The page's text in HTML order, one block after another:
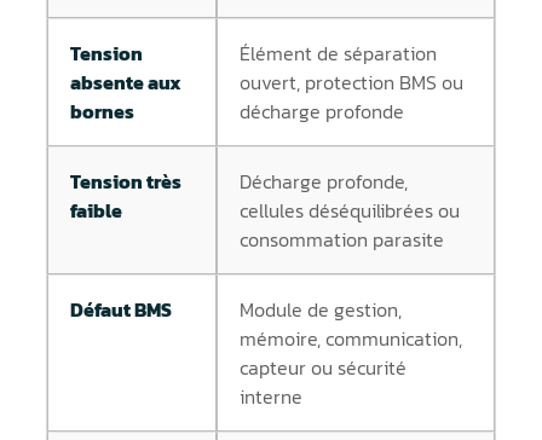
Tension
absente aux
bornes
Élément de séparation
ouvert, protection BMS ou
décharge profonde
Tension très
faible
Décharge profonde,
cellules déséquilibrées ou
consommation parasite
Défaut BMS
Module de gestion,
mémoire, communication,
capteur ou sécurité
interne